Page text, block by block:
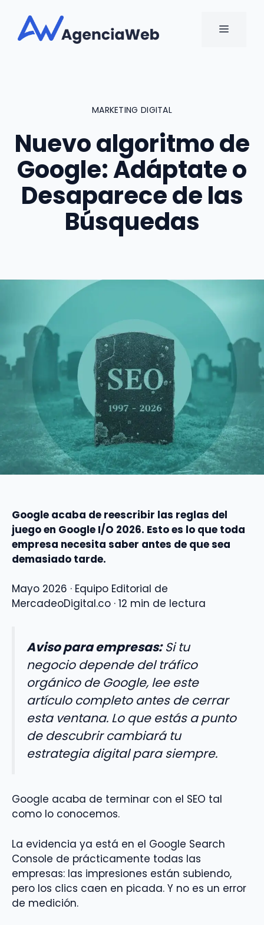
contenido
MENÚ
MARKETING DIGITAL
Nuevo algoritmo de
Google: Adáptate o
Desaparece de las
Búsquedas
Google acaba de reescribir las reglas del
juego en Google I/O 2026. Esto es lo que toda
empresa necesita saber antes de que sea
demasiado tarde.
Mayo 2026 · Equipo Editorial de
MercadeoDigital.co · 12 min de lectura
Aviso para empresas:Si tu
negocio depende del tráfico
orgánico de Google, lee este
artículo completo antes de cerrar
esta ventana. Lo que estás a punto
de descubrir cambiará tu
estrategia digital para siempre.
Google acaba de terminar con el SEO tal
como lo conocemos.
La evidencia ya está en el Google Search
Console de prácticamente todas las
empresas: las impresiones están subiendo,
pero los clics caen en picada. Y no es un error
de medición.